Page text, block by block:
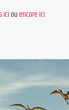
iciouencore ici.